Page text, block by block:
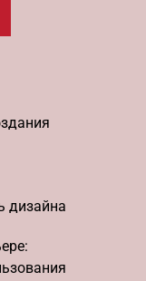
дизайна